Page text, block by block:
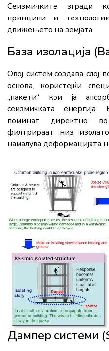
Сеизмичките згради
принципи и
движењето на земјата
База изолација
Овој систем создава слој
основа, користејќи
„пакети“ кои ја
сеизмичката
поминат директно
филтрираат низ
намалува деформацијата
Дампер системи